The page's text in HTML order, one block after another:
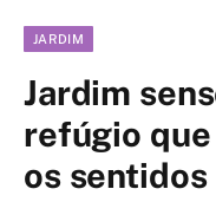
JARDIM
Jardim
refúgio
os sentidos